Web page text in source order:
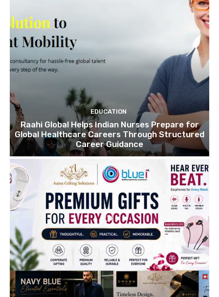
EDUCATION
Raahi Global Helps Indian Nurses Prepare for
Global Healthcare Careers Through Structured
Career Guidance